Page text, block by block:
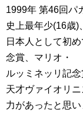
1999年 第46回パ
史上最年少(16歳)
日本人として初
念賞、マリオ・
ルッミネッリ記念
天才ヴァイオリ
力があったと思い